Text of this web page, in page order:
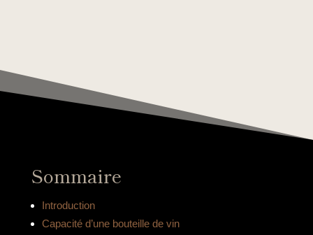
Sommaire
Introduction
Capacité d’une bouteille de vin